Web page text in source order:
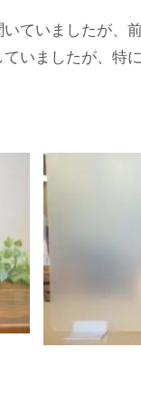
ていましたが、
いましたが、特